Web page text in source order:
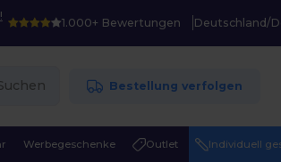
1.000+ Bewertungen Deutschland/
Bestellung verfolgen
Werbegeschenke Outlet Individuell